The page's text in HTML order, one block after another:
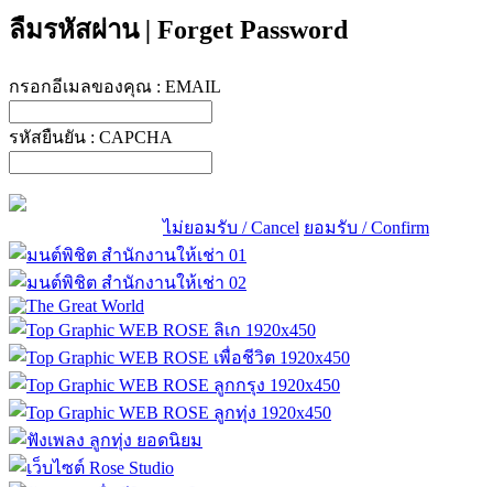
ลืมรหัสผ่าน | Forget Password
กรอกอีเมลของคุณ : EMAIL
รหัสยืนยัน : CAPCHA
ไม่ยอมรับ / Cancel ยอมรับ / Confirm